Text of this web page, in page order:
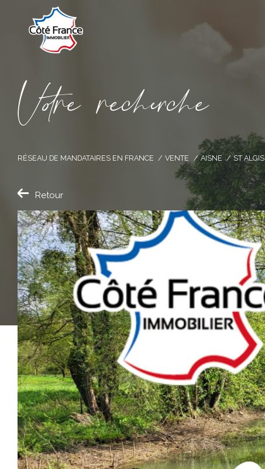
Vore recece
RÉSEAU DE MANDATAIRES EN FRANCE VENTE AISNE ST ALGIS
Retour